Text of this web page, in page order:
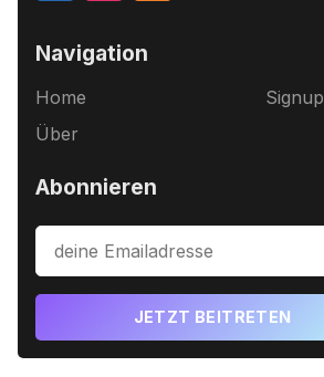
Navigation
Home
Über
Signup
Abonnieren
JETZT BEITRETEN